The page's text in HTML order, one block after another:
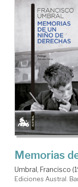
Memorias
Umbral, Francisco
Ediciones Austral.